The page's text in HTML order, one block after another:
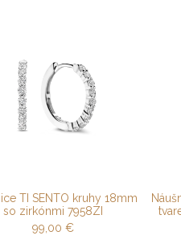
TI SENTO kruhy 18mm
so zirkónmi 7958ZI
99,00 €